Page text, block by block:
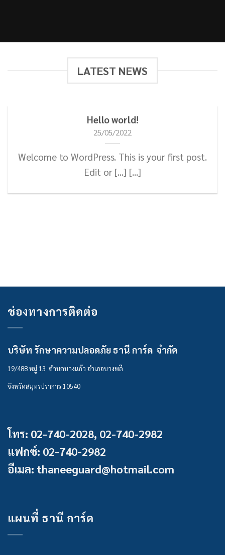
LATEST NEWS
Hello world!
25/05/2022
Welcome to WordPress. This is your first post.
Edit or [...] [...]
ช่องทางการติดต่อ
บริษัท รักษาความปลอดภัย ธานี การ์ด จำกัด
19/488 หมู่ 13 ตำบลบางแก้ว อำเภอบางพลี
จังหวัดสมุทรปราการ 10540
โทร: 02-740-2028, 02-740-2982
แฟกซ์: 02-740-2982
อีเมล: thaneeguard@hotmail.com
แผนที่ ธานี การ์ด